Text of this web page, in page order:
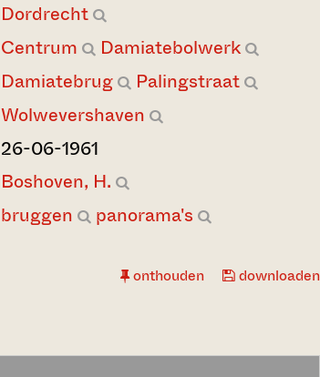
Dordrecht
Centrum
Damiatebolwerk
Damiatebrug
Palingstraat
Wolwevershaven
26-06-1961
Boshoven, H.
bruggen panorama's
onthouden downloaden